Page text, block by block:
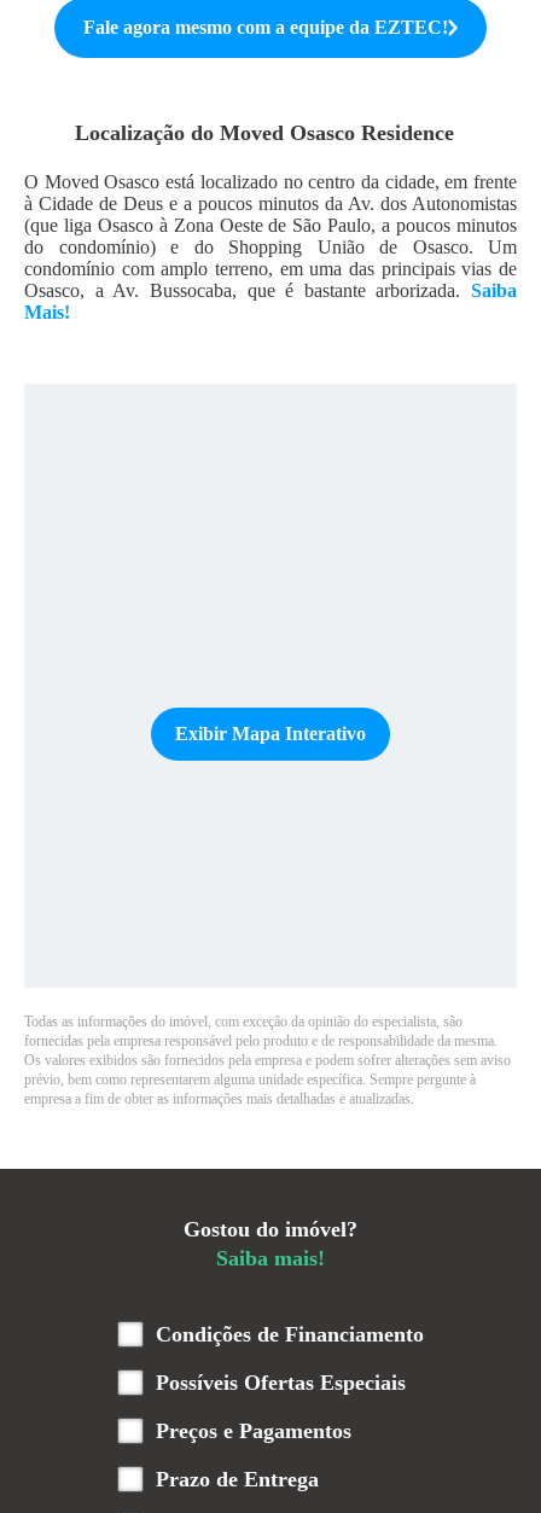
Fale agora mesmo com a equipe da EZTEC!
Localização do Moved Osasco Residence
O Moved Osasco está localizado no centro da cidade, em frente
à Cidade de Deus e a poucos minutos da Av. dos Autonomistas
(que liga Osasco à Zona Oeste de São Paulo, a poucos minutos
do condomínio) e do Shopping União de Osasco. Um
condomínio com amplo terreno, em uma das principais vias de
Osasco, a Av. Bussocaba, que é bastante arborizada. Saiba
Mais!
Exibir Mapa Interativo
Todas as informações do imóvel, com exceção da opinião do especialista, são
fornecidas pela empresa responsável pelo produto e de responsabilidade da mesma.
Os valores exibidos são fornecidos pela empresa e podem sofrer alterações sem aviso
prévio, bem como representarem alguma unidade específica. Sempre pergunte à
empresa a fim de obter as informações mais detalhadas e atualizadas.
Gostou do imóvel?
Saiba mais!
Condições de Financiamento
Possíveis Ofertas Especiais
Preços e Pagamentos
Prazo de Entrega